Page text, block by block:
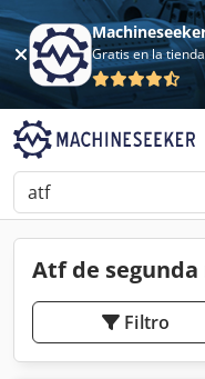
Atf de
Filtro